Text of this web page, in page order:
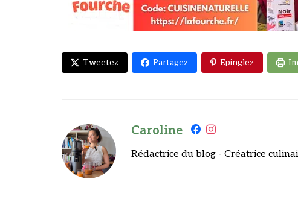
Tweetez Partagez Epinglez
Caroline
Rédactrice du blog - Créatrice